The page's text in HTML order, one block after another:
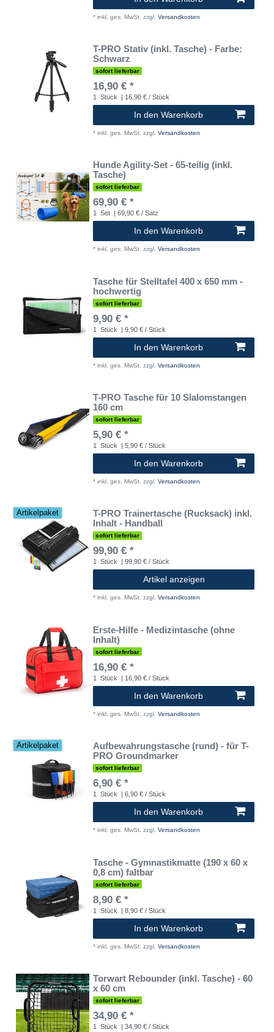
* inkl. ges. MwSt. zzgl. Versandkosten
T-PRO Stativ (inkl. Tasche) - Farbe:
Schwarz
sofort lieferbar
16,90 € *
1 Stück | 16,90 € / Stück
In den Warenkorb
* inkl. ges. MwSt. zzgl. Versandkosten
Hunde Agility-Set - 65-teilig (inkl.
Tasche)
sofort lieferbar
69,90 € *
1 Set | 69,90 € / Satz
In den Warenkorb
* inkl. ges. MwSt. zzgl. Versandkosten
Tasche für Stelltafel 400 x 650 mm -
hochwertig
sofort lieferbar
9,90 € *
1 Stück | 9,90 € / Stück
In den Warenkorb
* inkl. ges. MwSt. zzgl. Versandkosten
T-PRO Tasche für 10 Slalomstangen
160 cm
sofort lieferbar
5,90 € *
1 Stück | 5,90 € / Stück
In den Warenkorb
* inkl. ges. MwSt. zzgl. Versandkosten
Artikelpaket
T-PRO Trainertasche (Rucksack) inkl.
Inhalt - Handball
sofort lieferbar
99,90 € *
1 Stück | 99,90 € / Stück
Artikel anzeigen
* inkl. ges. MwSt. zzgl. Versandkosten
Erste-Hilfe - Medizintasche (ohne
Inhalt)
sofort lieferbar
16,90 € *
1 Stück | 16,90 € / Stück
In den Warenkorb
* inkl. ges. MwSt. zzgl. Versandkosten
Artikelpaket
Aufbewahrungstasche (rund) - für T-
PRO Groundmarker
sofort lieferbar
6,90 € *
1 Stück | 6,90 € / Stück
In den Warenkorb
* inkl. ges. MwSt. zzgl. Versandkosten
Tasche - Gymnastikmatte (190 x 60 x
0,8 cm) faltbar
sofort lieferbar
8,90 € *
1 Stück | 8,90 € / Stück
In den Warenkorb
* inkl. ges. MwSt. zzgl. Versandkosten
Torwart Rebounder (inkl. Tasche) - 60
x 60 cm
sofort lieferbar
34,90 € *
1 Stück | 34,90 € / Stück